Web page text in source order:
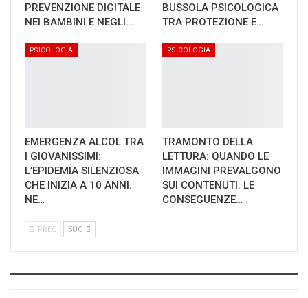
PREVENZIONE DIGITALE
NEI BAMBINI E NEGLI…
BUSSOLA PSICOLOGICA
TRA PROTEZIONE E…
PSICOLOGIA
EMERGENZA ALCOL TRA
I GIOVANISSIMI:
L’EPIDEMIA SILENZIOSA
CHE INIZIA A 10 ANNI.
NE…
PSICOLOGIA
TRAMONTO DELLA
LETTURA: QUANDO LE
IMMAGINI PREVALGONO
SUI CONTENUTI. LE
CONSEGUENZE…
PREC SUC